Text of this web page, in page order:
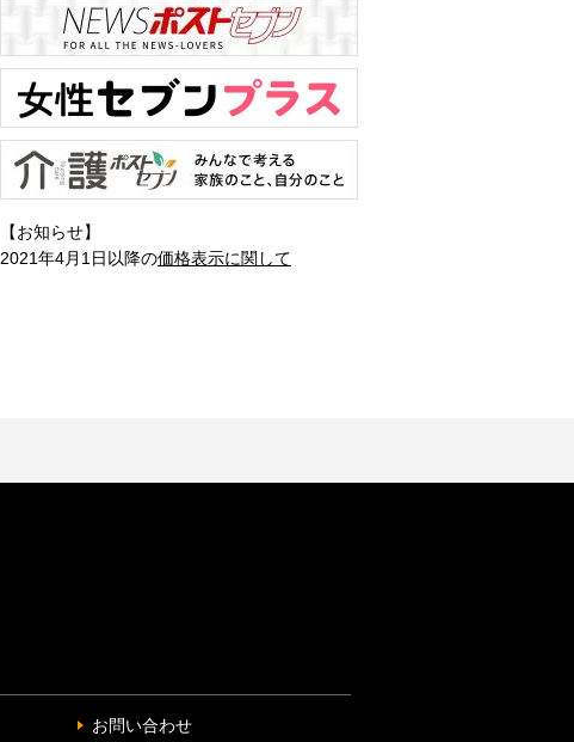
【お知らせ】
2021年4月1日以降の価格表示に関して
お問い合わせ